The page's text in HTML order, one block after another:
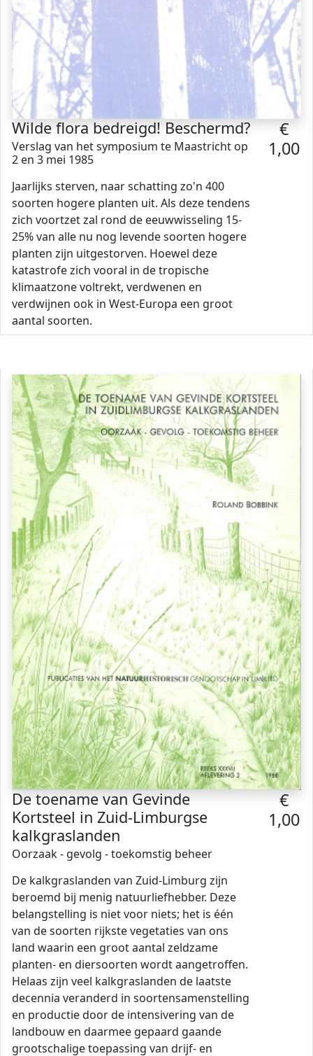
Wilde flora bedreigd! Beschermd?
Verslag van het symposium te Maastricht op
2 en 3 mei 1985
Jaarlijks sterven, naar schatting zo'n 400
soorten hogere planten uit. Als deze tendens
zich voortzet zal rond de eeuwwisseling 15-
25% van alle nu nog levende soorten hogere
planten zijn uitgestorven. Hoewel deze
katastrofe zich vooral in de tropische
klimaatzone voltrekt, verdwenen en
verdwijnen ook in West-Europa een groot
aantal soorten.
€
1,00
De toename van Gevinde
Kortsteel in Zuid-Limburgse
kalkgraslanden
Oorzaak - gevolg - toekomstig beheer
De kalkgraslanden van Zuid-Limburg zijn
beroemd bij menig natuurliefhebber. Deze
belangstelling is niet voor niets; het is één
van de soorten rijkste vegetaties van ons
land waarin een groot aantal zeldzame
planten- en diersoorten wordt aangetroffen.
Helaas zijn veel kalkgraslanden de laatste
decennia veranderd in soortensamenstelling
en productie door de intensivering van de
landbouw en daarmee gepaard gaande
grootschalige toepassing van drijf- en
€
1,00